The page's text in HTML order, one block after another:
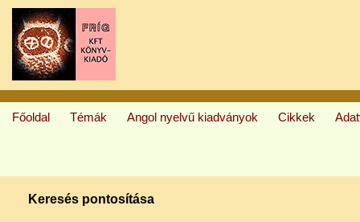
Főoldal Témák Angol nyelvű kiadványok Cikkek
Keresés pontosítása